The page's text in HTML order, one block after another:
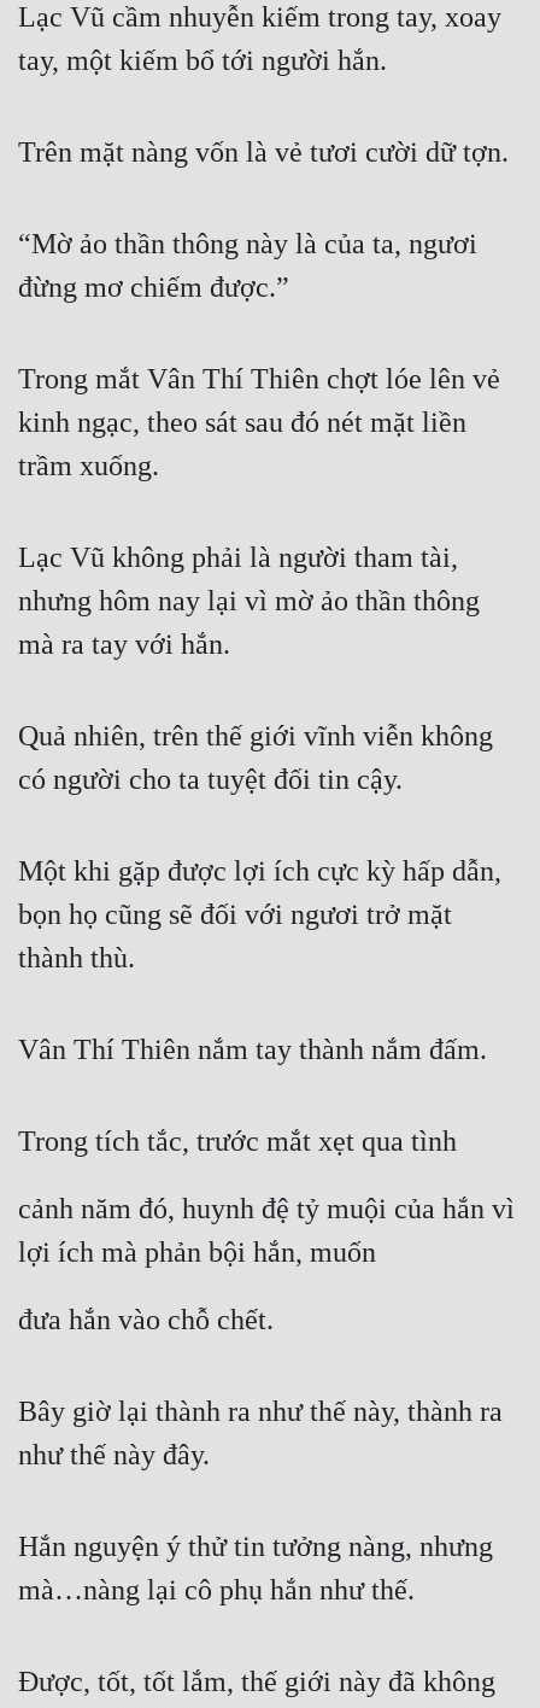
Lạc Vũ cầm nhuyễn kiếm trong tay, xoay
tay, một kiếm bổ tới người hắn.
Trên mặt nàng vốn là vẻ tươi cười dữ tợn.
“Mờ ảo thần thông này là của ta, ngươi
đừng mơ chiếm được.”
Trong mắt Vân Thí Thiên chợt lóe lên vẻ
kinh ngạc, theo sát sau đó nét mặt liền
trầm xuống.
Lạc Vũ không phải là người tham tài,
nhưng hôm nay lại vì mờ ảo thần thông
mà ra tay với hắn.
Quả nhiên, trên thế giới vĩnh viễn không
có người cho ta tuyệt đối tin cậy.
Một khi gặp được lợi ích cực kỳ hấp dẫn,
bọn họ cũng sẽ đối với ngươi trở mặt
thành thù.
Vân Thí Thiên nắm tay thành nắm đấm.
Trong tích tắc, trước mắt xẹt qua tình
cảnh năm đó, huynh đệ tỷ muội của hắn vì
lợi ích mà phản bội hắn, muốn
đưa hắn vào chỗ chết.
Bây giờ lại thành ra như thế này, thành ra
như thế này đây.
Hắn nguyện ý thử tin tưởng nàng, nhưng
mà…nàng lại cô phụ hắn như thế.
Được, tốt, tốt lắm, thế giới này đã không